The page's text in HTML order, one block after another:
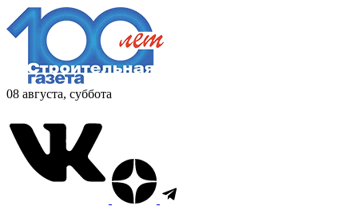
08 августа, суббота